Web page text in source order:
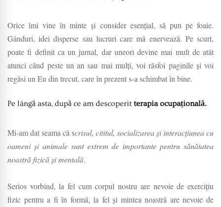
Orice îmi vine în minte și consider esențial, să pun pe foaie.
Gânduri, idei disperse sau lucruri care mă enervează. Pe scurt,
poate fi definit ca un jurnal, dar uneori devine mai mult de atât
atunci când peste un an sau mai mulți, voi răsfoi paginile și voi
regăsi un Eu din trecut, care în prezent s-a schimbat în bine.
Pe lângă asta, după ce am descoperit terapia ocupațională.
Mi-am dat seama că scrisul, cititul, socializarea și interacțiunea cu
oameni și animale sunt extrem de importante pentru sănătatea
noastră fizică și mentală.
Serios vorbind, la fel cum corpul nostru are nevoie de exercițiu
fizic pentru a fi în formă, la fel și mintea noastră are nevoie de